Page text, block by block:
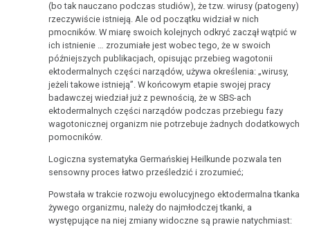
(bo tak nauczano podczas studiów), że tzw. wirusy (patogeny)
rzeczywiście istnieją. Ale od początku widział w nich
pmocników. W miarę swoich kolejnych odkryć zaczął wątpić w
ich istnienie … zrozumiałe jest wobec tego, że w swoich
późniejszych publikacjach, opisując przebieg wagotonii
ektodermalnych części narządów, używa określenia: „wirusy,
jeżeli takowe istnieją”. W końcowym etapie swojej pracy
badawczej wiedział już z pewnością, że w SBS-ach
ektodermalnych części narządów podczas przebiegu fazy
wagotonicznej organizm nie potrzebuje żadnych dodatkowych
pomocników.
Logiczna systematyka Germańskiej Heilkunde pozwala ten
sensowny proces łatwo prześledzić i zrozumieć;
Powstała w trakcie rozwoju ewolucyjnego ektodermalna tkanka
żywego organizmu, należy do najmłodczej tkanki, a
występujące na niej zmiany widoczne są prawie natychmiast: